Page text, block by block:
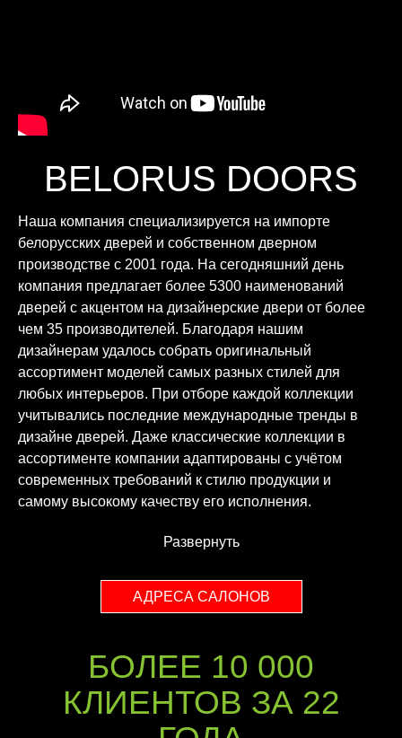
BELORUS DOORS
Наша компания специализируется на импорте
белорусских дверей и собственном дверном
производстве с 2001 года. На сегодняшний день
компания предлагает более 5300 наименований
дверей с акцентом на дизайнерские двери от более
чем 35 производителей. Благодаря нашим
дизайнерам удалось собрать оригинальный
ассортимент моделей самых разных стилей для
любых интерьеров. При отборе каждой коллекции
учитывались последние международные тренды в
дизайне дверей. Даже классические коллекции в
ассортименте компании адаптированы с учётом
современных требований к стилю продукции и
самому высокому качеству его исполнения.
Развернуть
АДРЕСА САЛОНОВ
БОЛЕЕ 10 000
КЛИЕНТОВ ЗА 22